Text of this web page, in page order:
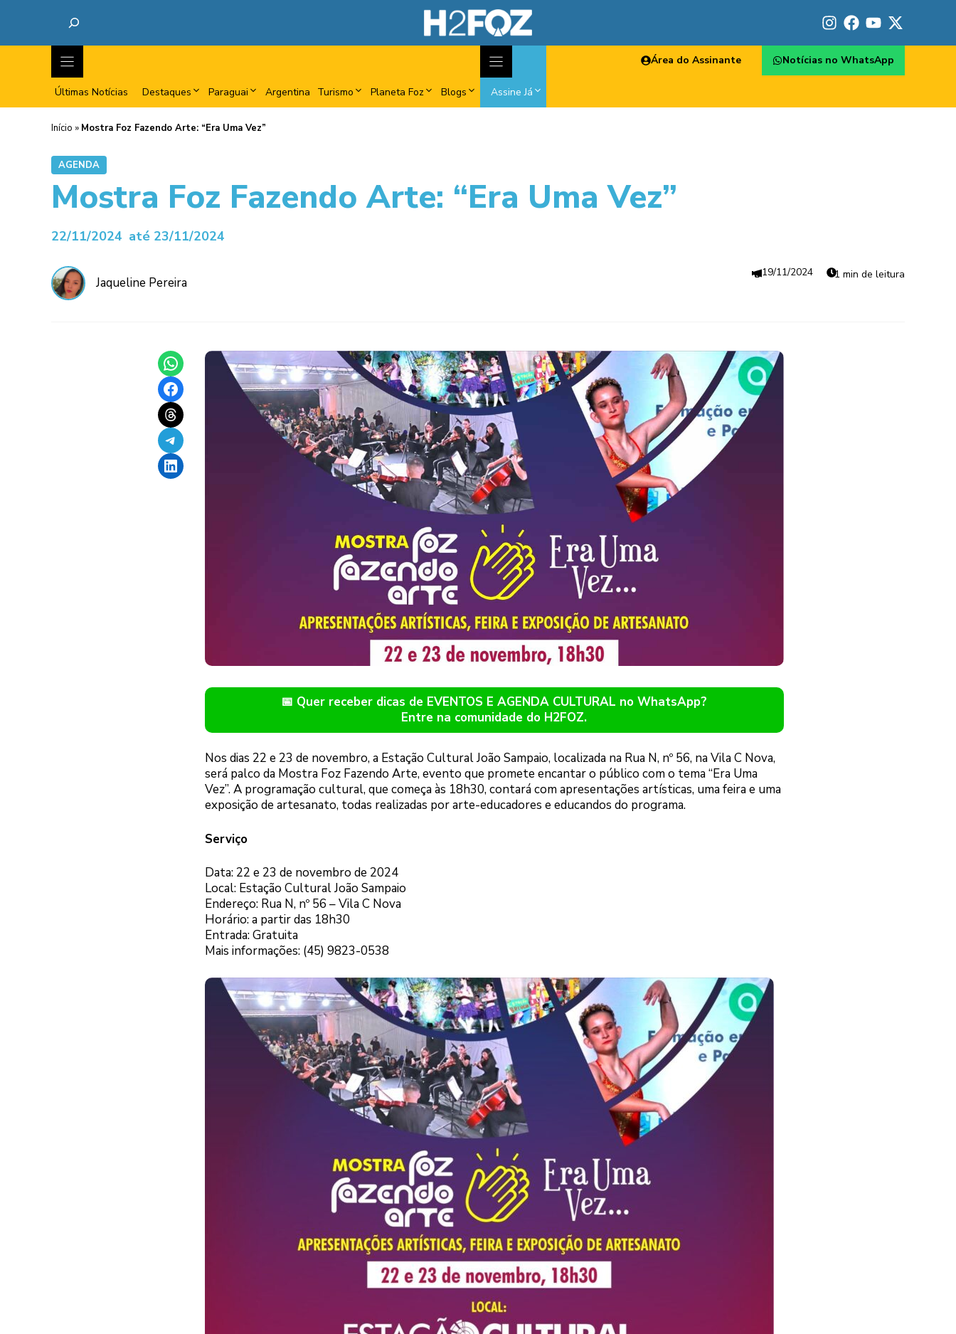
Últimas Notícias Destaques Paraguai Argentina Turismo Planeta Foz Blogs Assine Já
Área do Assinante Notícias no WhatsApp
Início » Mostra Foz Fazendo Arte: “Era Uma Vez”
AGENDA
Mostra Foz Fazendo Arte: “Era Uma Vez”
22/11/2024 até 23/11/2024
Jaqueline Pereira
19/11/2024 1 min de leitura
Share on WhatsApp
Share on Facebook
Share on Threads
Share on Telegram
Share on LinkedIn
📅 Quer receber dicas de EVENTOS E AGENDA CULTURAL no WhatsApp?
Entre na comunidade do H2FOZ.
Nos dias 22 e 23 de novembro, a Estação Cultural João Sampaio, localizada na Rua N, nº 56, na Vila C Nova,
será palco da Mostra Foz Fazendo Arte, evento que promete encantar o público com o tema “Era Uma
Vez”. A programação cultural, que começa às 18h30, contará com apresentações artísticas, uma feira e uma
exposição de artesanato, todas realizadas por arte-educadores e educandos do programa.
Serviço
Data: 22 e 23 de novembro de 2024
Local: Estação Cultural João Sampaio
Endereço: Rua N, nº 56 – Vila C Nova
Horário: a partir das 18h30
Entrada: Gratuita
Mais informações: (45) 9823-0538